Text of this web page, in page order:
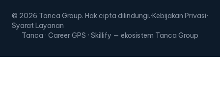
© 2026 Tanca Group. Hak cipta dilindungi.·Kebijakan Privasi·
Syarat Layanan
Tanca · Career GPS · Skillify — ekosistem Tanca Group